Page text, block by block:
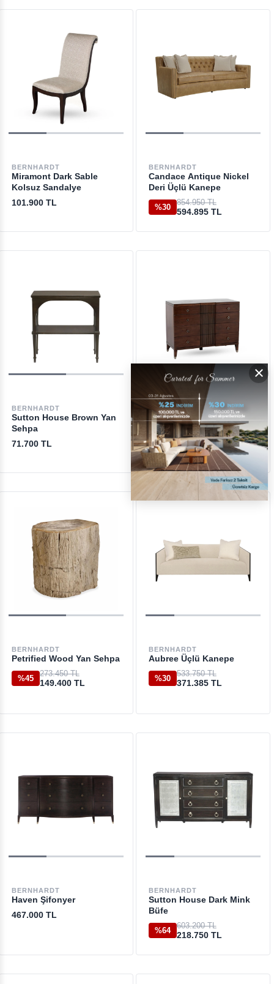
BERNHARDT
Miramont Dark Sable
Kolsuz Sandalye
101.900 TL
BERNHARDT
Candace Antique Nickel
Deri Üçlü Kanepe
%30
854.950 TL
594.895 TL
BERNHARDT
Sutton House Brown Yan
Sehpa
71.700 TL
BERNHARDT
Haven Brown Çekmeceli
Şifonyer
614.750 TL
BERNHARDT
Petrified Wood Yan Sehpa
%45
273.450 TL
149.400 TL
BERNHARDT
Aubree Üçlü Kanepe
%30
533.750 TL
371.385 TL
BERNHARDT
Haven Şifonyer
467.000 TL
BERNHARDT
Sutton House Dark Mink
Büfe
%64
603.200 TL
218.750 TL
×